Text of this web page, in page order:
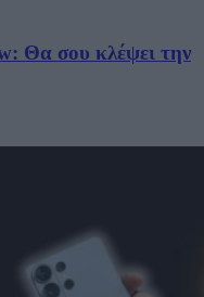
Θα σου κλέψει την